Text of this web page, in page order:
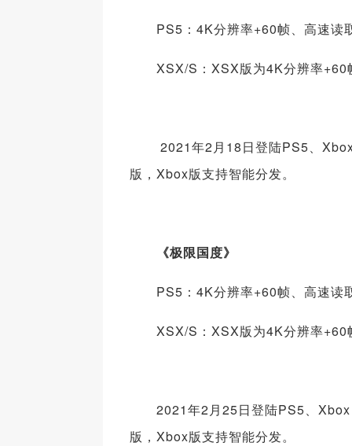
PS5：4K分辨率+60帧、高速读
XSX/S：XSX版为4K分辨率+60
2021年2月18日登陆PS5、Xbox
版，Xbox版支持智能分发。
《极限国度》
PS5：4K分辨率+60帧、高速读
XSX/S：XSX版为4K分辨率+60
2021年2月25日登陆PS5、Xbox
版，Xbox版支持智能分发。